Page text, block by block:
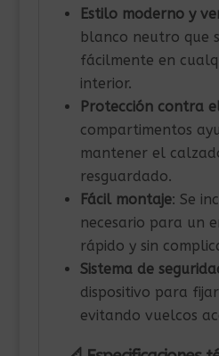
Estilo moderno y
blanco neutro que
fácilmente en
interior.
Protección contra
compartimentos
mantener el
resguardado.
Fácil montaje: Se
necesario para un
rápido y sin
Sistema de
dispositivo para
evitando vuelcos